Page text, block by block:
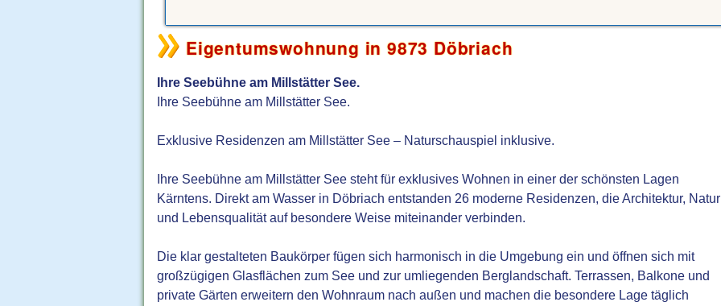
Eigentumswohnung in 9873 Döbriach
Ihre Seebühne am Millstätter See.
Ihre Seebühne am Millstätter See.
Exklusive Residenzen am Millstätter See – Naturschauspiel inklusive.
Ihre Seebühne am Millstätter See steht für exklusives Wohnen in einer der schönsten Lagen
Kärntens. Direkt am Wasser in Döbriach entstanden 26 moderne Residenzen, die Architektur, Natur
und Lebensqualität auf besondere Weise miteinander verbinden.
Die klar gestalteten Baukörper fügen sich harmonisch in die Umgebung ein und öffnen sich mit
großzügigen Glasflächen zum See und zur umliegenden Berglandschaft. Terrassen, Balkone und
private Gärten erweitern den Wohnraum nach außen und machen die besondere Lage täglich